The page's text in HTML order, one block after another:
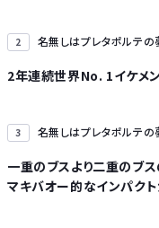
2 名無しはプレタポルテ
2年連続世界No. 1イケメン
3 名無しはプレタポルテ
一重のブスより二重のブ
マキバオー的なインパク